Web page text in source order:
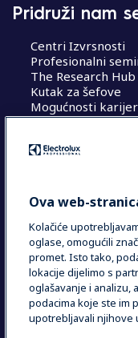
Pridruži nam
Centri Izvrsnosti
Profesionalni
The Research Hub
Kutak za šefove
Mogućnosti
Data Privacy
Ova web-
Kolačiće
oglase, omogućili
promet. Isto tako,
lokacije dijelimo s
oglašavanje i analizu,
podacima koje ste im
upotrebljavali njihove